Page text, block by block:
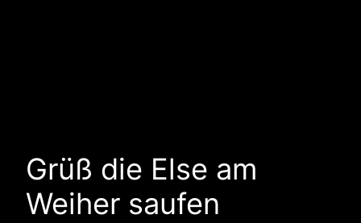
Grüß die Else am
Weiher saufen